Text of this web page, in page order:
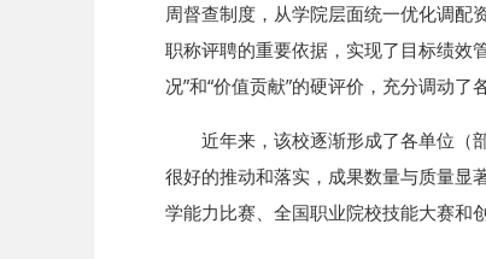
周督查制度，从学院层面统一优化调配
职称评聘的重要依据，实现了目标绩效
况”和“价值贡献”的硬评价，充分调动
近年来，该校逐渐形成了各单位（
很好的推动和落实，成果数量与质量显
学能力比赛、全国职业院校技能大赛和